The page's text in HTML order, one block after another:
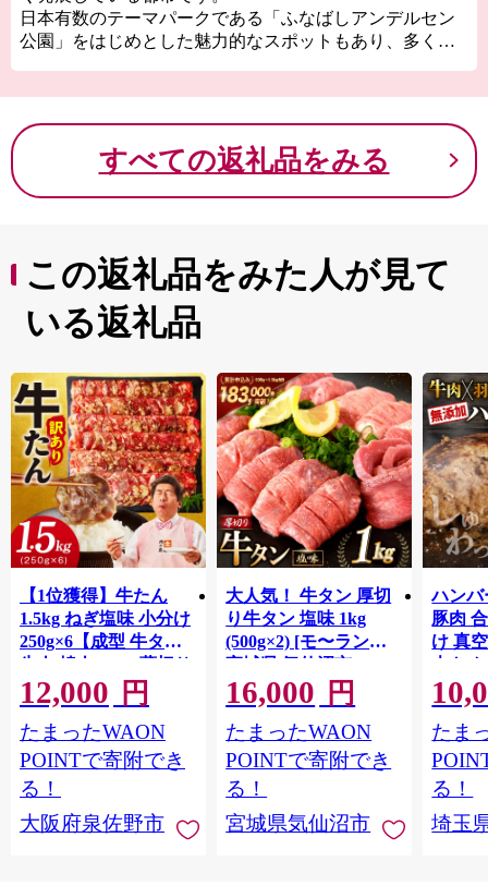
日本有数のテーマパークである「ふなばしアンデルセン
公園」をはじめとした魅力的なスポットもあり、多くの
ビールやコーヒーなどご寄附のお礼の品を数多く取り揃
えています。すべての返礼品をみる
この返礼品をみた人が見て
いる返礼品
【1位獲得】牛たん
1.5kg ねぎ塩味 小分け
250g×6【成型 牛タン
牛肉 焼肉 BBQ 薄切り
ぎゅうたん スライス
訳あり サイズ不揃
い】 G4721
12,000 円
たまったWAON
POINTで寄附でき
る！
大阪府泉佐野市
大人気！ 牛タン 厚切
り牛タン 塩味 1kg
(500g×2) [モ〜ランド
宮城県 気仙沼市
20564660] 肉 牛肉 精肉
牛たん 牛タン塩 牛た
ん塩 冷凍 焼肉 BBQ ア
ウトドア バーベキュ
ー 厚切り タン
16,000 円
たまったWAON
POINTで寄附でき
る！
宮城県気仙沼市
ハンバ
豚肉
け 真
大き
保存
淡路島
ポーク
き肉
ず 惣
まみ
んのお
たま
る！
埼玉